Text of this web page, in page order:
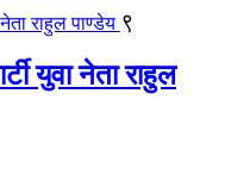
९
युवा नेता राहुल